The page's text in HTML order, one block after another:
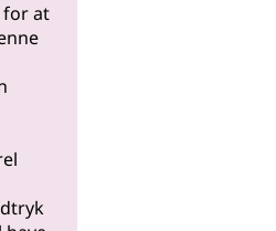
for at